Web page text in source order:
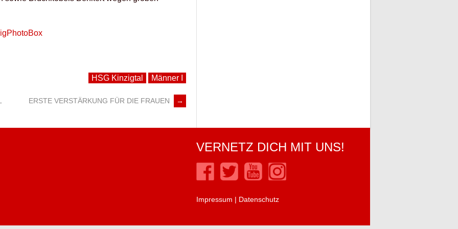
HSG Kinzigtal Männer I
ERSTE VERSTÄRKUNG FÜR DIE FRAUEN →
VERNETZ DICH MIT UNS!
Impressum | Datenschutz